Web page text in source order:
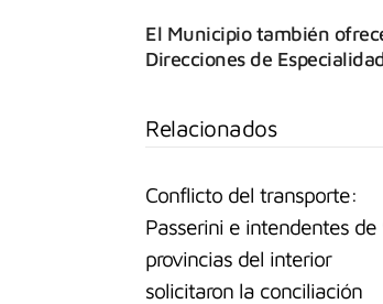
El Municipio también
Direcciones de
Relacionados
Conflicto del transporte:
Passerini e intendentes de
provincias del interior
solicitaron la conciliación